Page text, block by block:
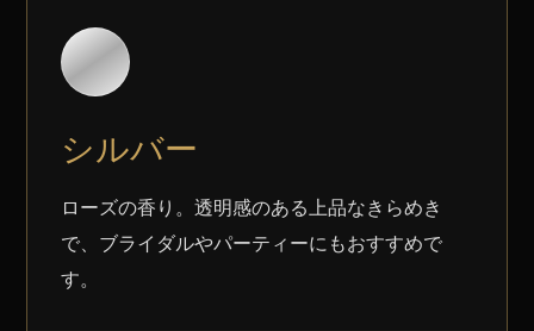
シルバー
ローズの香り。透明感のある上品なきらめき
で、ブライダルやパーティーにもおすすめで
す。